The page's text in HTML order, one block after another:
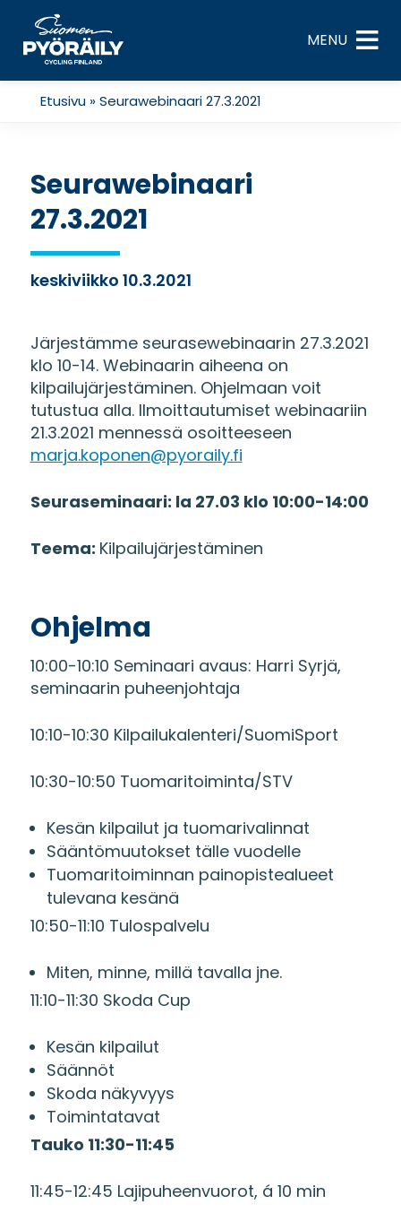
content
MENU
Etusivu»Seurawebinaari 27.3.2021
Seurawebinaari
27.3.2021
keskiviikko 10.3.2021
Järjestämme seurasewebinaarin 27.3.2021
klo 10-14. Webinaarin aiheena on
kilpailujärjestäminen. Ohjelmaan voit
tutustua alla. Ilmoittautumiset webinaariin
21.3.2021 mennessä osoitteeseen
marja.koponen@pyoraily.fi
Seuraseminaari: la 27.03 klo 10:00-14:00
Teema: Kilpailujärjestäminen
Ohjelma
10:00-10:10 Seminaari avaus: Harri Syrjä,
seminaarin puheenjohtaja
10:10-10:30 Kilpailukalenteri/SuomiSport
10:30-10:50 Tuomaritoiminta/STV
Kesän kilpailut ja tuomarivalinnat
Sääntömuutokset tälle vuodelle
Tuomaritoiminnan painopistealueet
tulevana kesänä
10:50-11:10 Tulospalvelu
Miten, minne, millä tavalla jne.
11:10-11:30 Skoda Cup
Kesän kilpailut
Säännöt
Skoda näkyvyys
Toimintatavat
Tauko 11:30-11:45
11:45-12:45 Lajipuheenvuorot, á 10 min